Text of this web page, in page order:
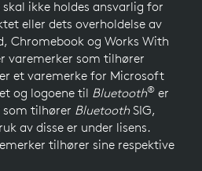
ikke holdes ansvarlig for
eller dets overholdelse av
Chromebook og Works With
varemerker som tilhører
et varemerke for Microsoft
og logoene til Bluetooth® er
tilhører BluetoothSIG,
av disse er under lisens.
tilhører sine respektive